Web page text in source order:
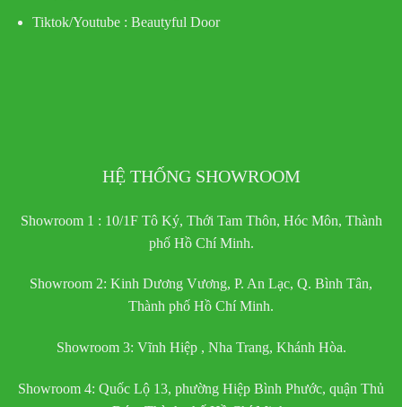
Tiktok/Youtube : Beautyful Door
HỆ THỐNG SHOWROOM
Showroom 1 : 10/1F Tô Ký, Thới Tam Thôn, Hóc Môn, Thành
phố Hồ Chí Minh.
Showroom 2: Kinh Dương Vương, P. An Lạc, Q. Bình Tân,
Thành phố Hồ Chí Minh.
Showroom 3: Vĩnh Hiệp , Nha Trang, Khánh Hòa.
Showroom 4: Quốc Lộ 13, phường Hiệp Bình Phước, quận Thủ